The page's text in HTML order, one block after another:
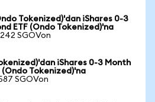
Tokenized)'dan iShares 0-3
ETF (Ondo Tokenized)'na
SGOVon
iShares 0-3 Month
(Ondo Tokenized)'na
SGOVon